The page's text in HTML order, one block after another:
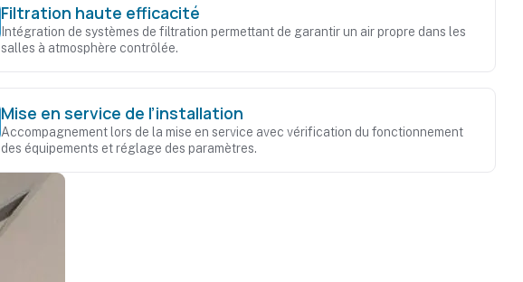
Filtration haute efficacité
Intégration de systèmes de filtration permettant de garantir un air propre dans les
salles à atmosphère contrôlée.
Mise en service de l’installation
Accompagnement lors de la mise en service avec vérification du fonctionnement
des équipements et réglage des paramètres.